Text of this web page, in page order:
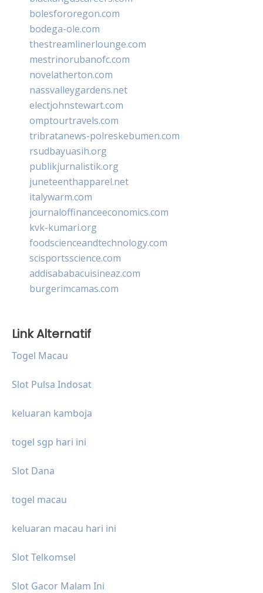
bolesfororegon.com
bodega-ole.com
thestreamlinerlounge.com
mestrinorubanofc.com
novelatherton.com
nassvalleygardens.net
electjohnstewart.com
omptourtravels.com
tribratanews-polreskebumen.com
rsudbayuasih.org
publikjurnalistik.org
juneteenthapparel.net
italywarm.com
journaloffinanceeconomics.com
kvk-kumari.org
foodscienceandtechnology.com
scisportsscience.com
addisababacuisineaz.com
burgerimcamas.com
Link Alternatif
Togel Macau
Slot Pulsa Indosat
keluaran kamboja
togel sgp hari ini
Slot Dana
togel macau
keluaran macau hari ini
Slot Telkomsel
Slot Gacor Malam Ini